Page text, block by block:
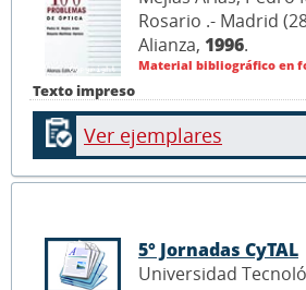
Texto impreso
Rosario .- Madrid
Alianza, 1996.
Material bibliográfico en
Ver ejemplares
5° Jornadas CyTAL
Universidad